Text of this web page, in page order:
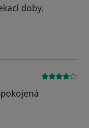
doby.
Miroslav
M,